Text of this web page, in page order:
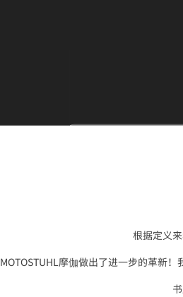
根据定义
MOTOSTUHL摩伽做出了进一步的革新！